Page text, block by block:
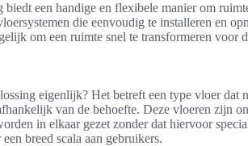
een handige en flexibele manier om
die eenvoudig te installeren en
om een ruimte snel te transformeren voor
eigenlijk? Het betreft een type vloer dat
van de behoefte. Deze vloeren zijn
in elkaar gezet zonder dat hiervoor
breed scala aan gebruikers.